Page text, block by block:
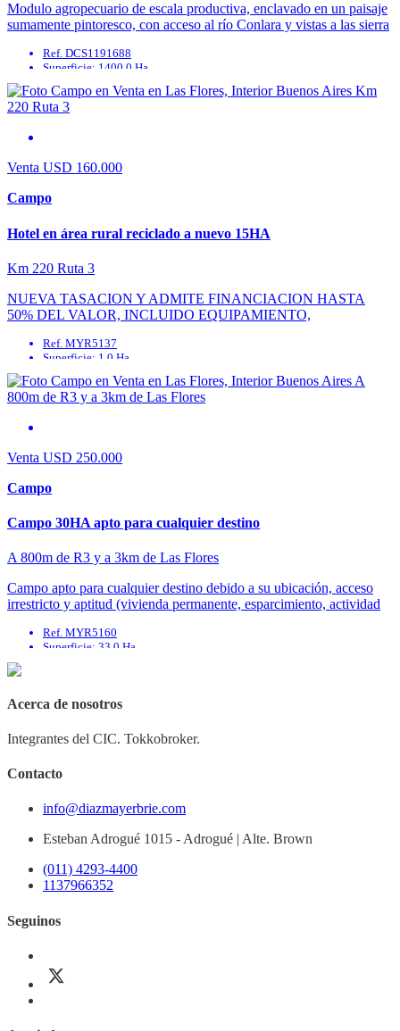
Modulo agropecuario de escala productiva, enclavado en un paisaje
sumamente pintoresco, con acceso al río Conlara y vistas a las sierra
Ref. DCS1191688
Superficie: 1400.0 Ha
Agua Potable: No
Cable: No
Venta USD 160.000
Campo
Hotel en área rural reciclado a nuevo 15HA
Km 220 Ruta 3
NUEVA TASACION Y ADMITE FINANCIACION HASTA
50% DEL VALOR, INCLUIDO EQUIPAMIENTO,
totalmente reciclado a nuevo; ideal para ...
Ref. MYR5137
Superficie: 1.0 Ha
Agua Potable: No
Cable: No
Venta USD 250.000
Campo
Campo 30HA apto para cualquier destino
A 800m de R3 y a 3km de Las Flores
Campo apto para cualquier destino debido a su ubicación, acceso
irrestricto y aptitud (vivienda permanente, esparcimiento, actividad
Ref. MYR5160
Superficie: 33.0 Ha
Cloaca: No
Acerca de nosotros
Integrantes del CIC. Tokkobroker.
Contacto
info@diazmayerbrie.com
Esteban Adrogué 1015 - Adrogué | Alte. Brown
(011) 4293-4400
1137966352
Seguinos